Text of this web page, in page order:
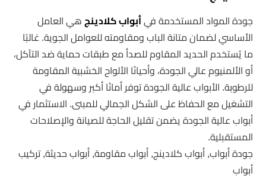
جودة المواد المستخدمة فيأبواب كلادينجهي العامل
الأساسي لضمان متانة الباب ومقاومته للعوامل الجوية. غالبًا
ما يُستخدم الحديد المقاوم للصدأ مع طبقات حماية ضد التآكل،
أو الألمنيوم عالي الجودة، وأحيانًا الألواح الخشبية المقاومة
للرطوبة. الأبواب عالية الجودة توفر أمانًا أكبر وسهولة في
التشغيل مع الحفاظ على الشكل الجمالي للمبنى. الاستثمار في
أبواب عالية الجودة يضمن تقليل الحاجة للصيانة والإصلاحات
المستقبلية.
جودة أبواب, أبواب كلادينج, أبواب مقاومة, أبواب حديثة, تركيب
أبواب